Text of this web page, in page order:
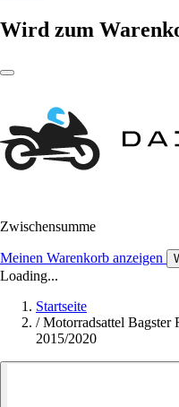
Wird zum
Zwischensumme
Meinen Warenkorb anzeigen
Loading...
Startseite
/ Motorradsattel
2015/2020